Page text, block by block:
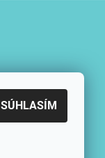
SÚHLASÍM